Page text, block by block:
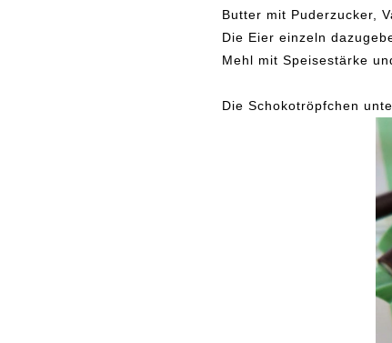
Butter mit Puderzucker,
Die Eier einzeln
Mehl mit Speisestärke
Die Schokotröpfchen